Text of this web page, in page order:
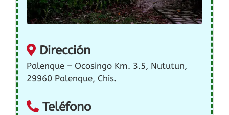
Dirección
Palenque – Ocosingo Km. 3.5, Nututun,
29960 Palenque, Chis.
Teléfono